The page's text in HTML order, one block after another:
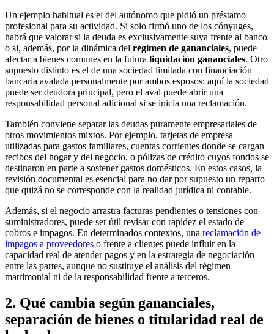
Un ejemplo habitual es el del autónomo que pidió un préstamo
profesional para su actividad. Si solo firmó uno de los cónyuges,
habrá que valorar si la deuda es exclusivamente suya frente al banco
o si, además, por la dinámica del régimen de gananciales, puede
afectar a bienes comunes en la futura liquidación gananciales. Otro
supuesto distinto es el de una sociedad limitada con financiación
bancaria avalada personalmente por ambos esposos: aquí la sociedad
puede ser deudora principal, pero el aval puede abrir una
responsabilidad personal adicional si se inicia una reclamación.
También conviene separar las deudas puramente empresariales de
otros movimientos mixtos. Por ejemplo, tarjetas de empresa
utilizadas para gastos familiares, cuentas corrientes donde se cargan
recibos del hogar y del negocio, o pólizas de crédito cuyos fondos se
destinaron en parte a sostener gastos domésticos. En estos casos, la
revisión documental es esencial para no dar por supuesto un reparto
que quizá no se corresponde con la realidad jurídica ni contable.
Además, si el negocio arrastra facturas pendientes o tensiones con
suministradores, puede ser útil revisar con rapidez el estado de
cobros e impagos. En determinados contextos, una reclamación de
impagos a proveedores o frente a clientes puede influir en la
capacidad real de atender pagos y en la estrategia de negociación
entre las partes, aunque no sustituye el análisis del régimen
matrimonial ni de la responsabilidad frente a terceros.
2. Qué cambia según gananciales,
separación de bienes o titularidad real de